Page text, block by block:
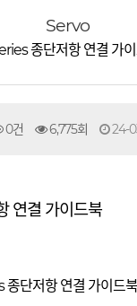
Servo
종단저항 연결 가
0건 6,775회 24-
연결 가이드북
종단저항 연결 가이드